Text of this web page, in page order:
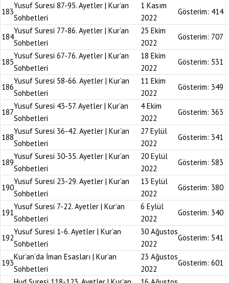
183
Yusuf Suresi 87-95. Ayetler | Kur’an
Sohbetleri
1 Kasım
2022
Gösterim: 414
184
Yusuf Suresi 77-86. Ayetler | Kur’an
Sohbetleri
25 Ekim
2022
Gösterim: 707
185
Yusuf Suresi 67-76. Ayetler | Kur’an
Sohbetleri
18 Ekim
2022
Gösterim: 531
186
Yusuf Suresi 58-66. Ayetler | Kur’an
Sohbetleri
11 Ekim
2022
Gösterim: 349
187
Yusuf Suresi 43-57. Ayetler | Kur’an
Sohbetleri
4 Ekim
2022
Gösterim: 363
188
Yusuf Suresi 36-42. Ayetler | Kur’an
Sohbetleri
27 Eylül
2022
Gösterim: 341
189
Yusuf Suresi 30-35. Ayetler | Kur’an
Sohbetleri
20 Eylül
2022
Gösterim: 583
190
Yusuf Suresi 23-29. Ayetler | Kur’an
Sohbetleri
13 Eylül
2022
Gösterim: 380
191
Yusuf Suresi 7-22. Ayetler | Kur’an
Sohbetleri
6 Eylül
2022
Gösterim: 340
192
Yusuf Suresi 1-6. Ayetler | Kur’an
Sohbetleri
30 Ağustos
2022
Gösterim: 541
193
Kur’an’da İman Esasları | Kur’an
Sohbetleri
23 Ağustos
2022
Gösterim: 601